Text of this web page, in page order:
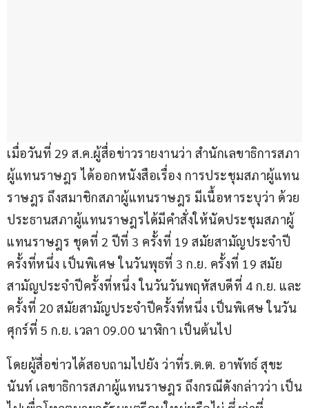
เมื่อวันที่ 29 ส.ค.ผู้สื่อข่าวรายงานว่า สำนักเลขาธิการสภา
ผู้แทนราษฎร ได้ออกหนังสือเรื่อง การประชุมสภาผู้แทน
ราษฎร ถึงสมาชิกสภาผู้แทนราษฎร มีเนื้อหาระบุว่า ด้วย
ประธานสภาผู้แทนราษฎรได้มีคำสั่งให้นัดประชุมสภาผู้
แทนราษฎร ชุดที่ 2 ปีที่ 3 ครั้งที่ 19 สมัยสามัญประจำปี
ครั้งที่หนึ่ง เป็นพิเศษ ในวันพุธที่ 3 ก.ย. ครั้งที่ 19 สมัย
สามัญประจำปีครั้งที่หนึ่ง ในวันวันพฤหัสบดีที่ 4 ก.ย. และ
ครั้งที่ 20 สมัยสามัญประจำปีครั้งที่หนึ่ง เป็นพิเศษ ในวัน
ศุกร์ที่ 5 ก.ย. เวลา 09.00 นาฬิกา เป็นต้นไป
โดยผู้สื่อข่าวได้สอบถามไปยัง ว่าที่ร.ต.ต. อาพัทธ์ สุขะ
นันท์ เลขาธิการสภาผู้แทนราษฎร ถึงกรณีดังกล่าวว่า เป็น